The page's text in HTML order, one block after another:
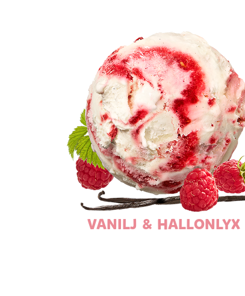
VANILJ & HALLONLYX